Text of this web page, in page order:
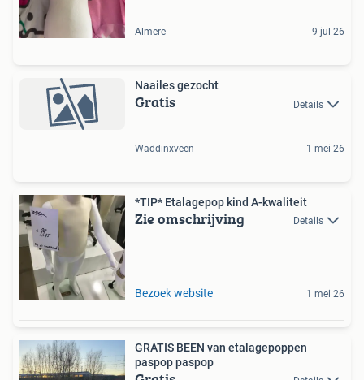
Almere 9 jul 26
Naailes gezocht
Gratis Details
Waddinxveen 1 mei 26
*TIP* Etalagepop kind A-kwaliteit
Zie omschrijving Details
Bezoek website 1 mei 26
GRATIS BEEN van etalagepoppen
paspop paspop